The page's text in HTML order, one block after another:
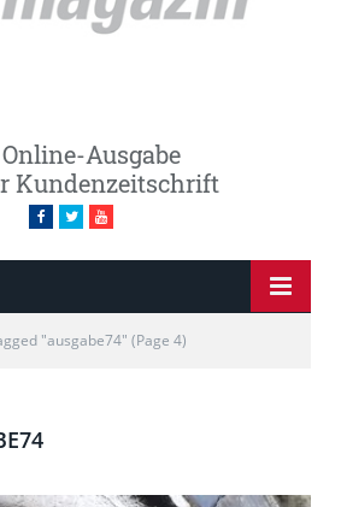
Ausgabe
Kundenzeitschrift
Facebook
TwitterYoutube
"ausgabe74" (Page 4)